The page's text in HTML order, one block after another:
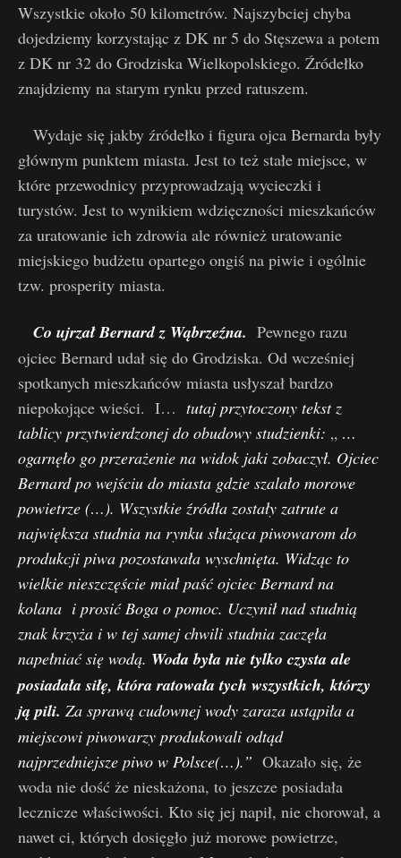
Wszystkie około 50 kilometrów. Najszybciej chyba
dojedziemy korzystając z DK nr 5 do Stęszewa a potem
z DK nr 32 do Grodziska Wielkopolskiego. Źródełko
znajdziemy na starym rynku przed ratuszem.
Wydaje się jakby źródełko i figura ojca Bernarda były
głównym punktem miasta. Jest to też stałe miejsce, w
które przewodnicy przyprowadzają wycieczki i
turystów. Jest to wynikiem wdzięczności mieszkańców
za uratowanie ich zdrowia ale również uratowanie
miejskiego budżetu opartego ongiś na piwie i ogólnie
tzw. prosperity miasta.
Co ujrzał Bernard z Wąbrzeźna. Pewnego razu
ojciec Bernard udał się do Grodziska. Od wcześniej
spotkanych mieszkańców miasta usłyszał bardzo
niepokojące wieści. I… tutaj przytoczony tekst z
tablicy przytwierdzonej do obudowy studzienki: „ …
ogarnęło go przerażenie na widok jaki zobaczył. Ojciec
Bernard po wejściu do miasta gdzie szalało morowe
powietrze (…). Wszystkie źródła zostały zatrute a
największa studnia na rynku służąca piwowarom do
produkcji piwa pozostawała wyschnięta. Widząc to
wielkie nieszczęście miał paść ojciec Bernard na
kolana i prosić Boga o pomoc. Uczynił nad studnią
znak krzyża i w tej samej chwili studnia zaczęła
napełniać się wodą. Woda była nie tylko czysta ale
posiadała siłę, która ratowała tych wszystkich, którzy
ją pili. Za sprawą cudownej wody zaraza ustąpiła a
miejscowi piwowarzy produkowali odtąd
najprzedniejsze piwo w Polsce(…).” Okazało się, że
woda nie dość że nieskażona, to jeszcze posiadała
lecznicze właściwości. Kto się jej napił, nie chorował, a
nawet ci, których dosięgło już morowe powietrze,